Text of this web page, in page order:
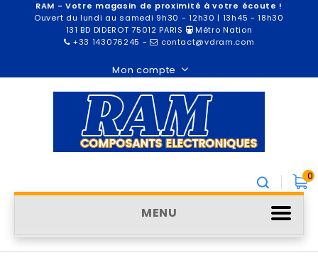
RAM - Votre magasin de proximité à votre écoute !
Ouvert du lundi au samedi 9h30 - 12h30 | 13h45 - 18h30
131 BD DIDEROT 75012 PARIS
Métro Nation
+33 143076245 - contact@vdram.com
Mon compte
0
MENU